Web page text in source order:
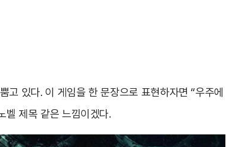
고 있다. 이 게임을 한 문장으로 표현하자면 “우주에
벨 제목 같은 느낌이겠다.